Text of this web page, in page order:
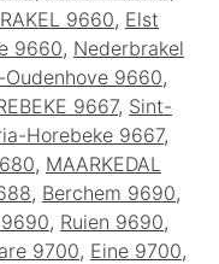
9660, Elst
9660, Nederbrakel
9660,
9667, Sint-
Horebeke 9667,
, MAARKEDAL
, Berchem 9690,
, Ruien 9690,
9700, Eine 9700,